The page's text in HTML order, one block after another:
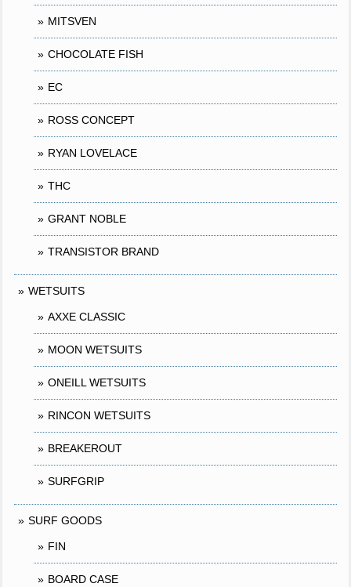
MITSVEN
CHOCOLATE FISH
EC
ROSS CONCEPT
RYAN LOVELACE
THC
GRANT NOBLE
TRANSISTOR BRAND
WETSUITS
AXXE CLASSIC
MOON WETSUITS
ONEILL WETSUITS
RINCON WETSUITS
BREAKEROUT
SURFGRIP
SURF GOODS
FIN
BOARD CASE